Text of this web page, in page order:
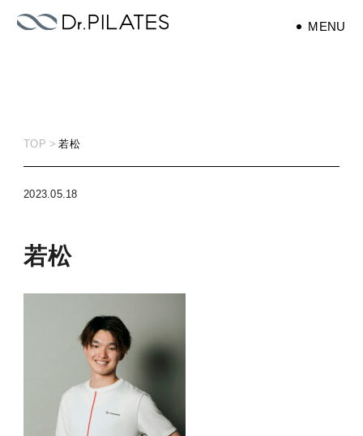
TOP 若松
2023.05.18
若松
ピラティス
MENU